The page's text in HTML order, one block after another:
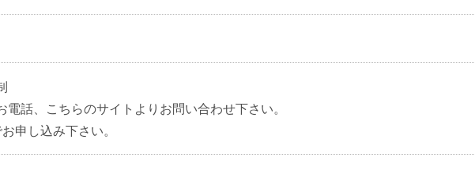
電話、こちらのサイトよりお問い合わせ下さい。
申し込み下さい。